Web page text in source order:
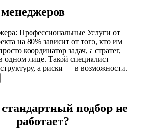
Профессиональные Услуги от
на 80% зависит от того, кто им
координатор задач, а стратег,
одном лице. Такой специалист
а риски — в возможности.
подбор не
работает?